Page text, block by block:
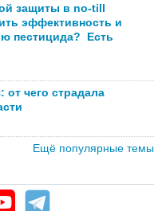
защиты в no-till
эффективность и
пестицида? Есть
от чего страдала
Ещё популярные темы